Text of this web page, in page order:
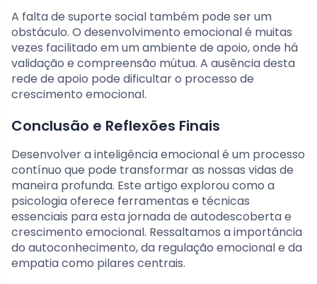
A falta de suporte social também pode ser um
obstáculo. O desenvolvimento emocional é muitas
vezes facilitado em um ambiente de apoio, onde há
validação e compreensão mútua. A ausência desta
rede de apoio pode dificultar o processo de
crescimento emocional.
Conclusão e Reflexões Finais
Desenvolver a inteligência emocional é um processo
contínuo que pode transformar as nossas vidas de
maneira profunda. Este artigo explorou como a
psicologia oferece ferramentas e técnicas
essenciais para esta jornada de autodescoberta e
crescimento emocional. Ressaltamos a importância
do autoconhecimento, da regulação emocional e da
empatia como pilares centrais.